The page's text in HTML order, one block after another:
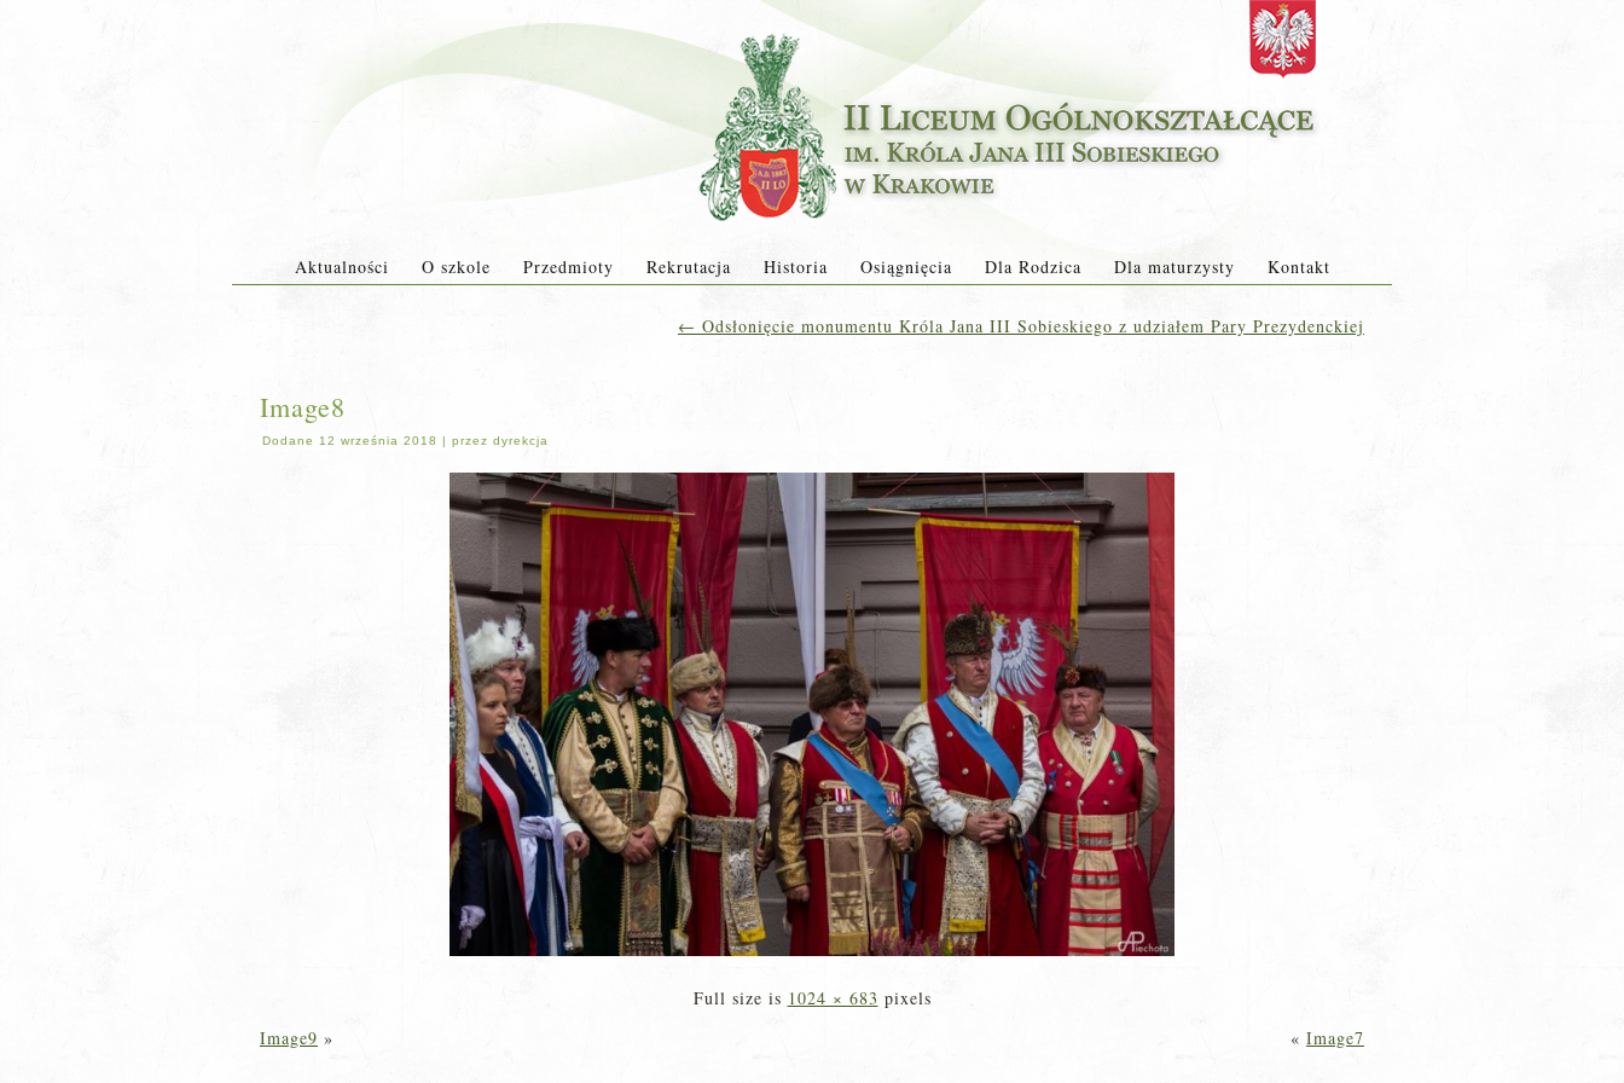
Aktualności O szkole Przedmioty Rekrutacja Historia Osiągnięcia Dla Rodzica Dla maturzysty Kontakt
← Odsłonięcie monumentu Króla Jana III Sobieskiego z udziałem Pary Prezydenckiej
Image8
Dodane 12 września 2018 | przez dyrekcja
Full size is 1024 × 683 pixels
Image9 » « Image7